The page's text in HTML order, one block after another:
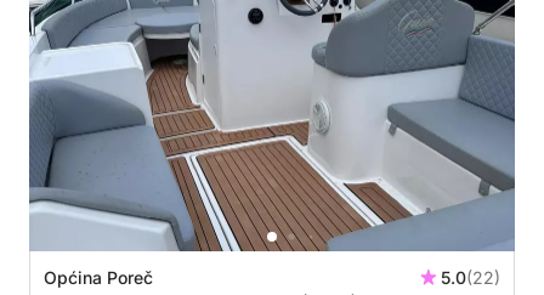
Općina Poreč 5.0(22)